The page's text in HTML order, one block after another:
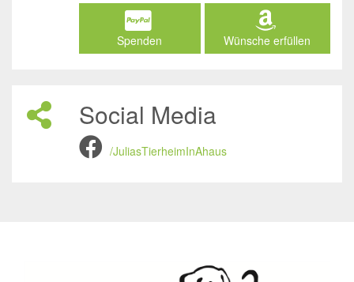
Spenden Wünsche erfüllen
Social Media
/JuliasTierheimInAhaus